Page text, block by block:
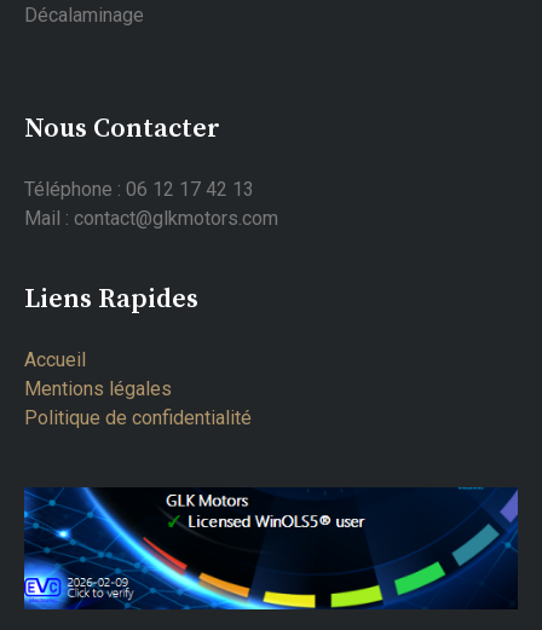
Décalaminage
Nous Contacter
Téléphone : 06 12 17 42 13
Mail : contact@glkmotors.com
Liens Rapides
Accueil
Mentions légales
Politique de confidentialité